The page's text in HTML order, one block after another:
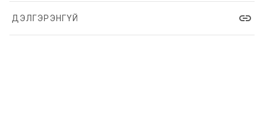
ДЭЛГЭРЭНГҮЙ link